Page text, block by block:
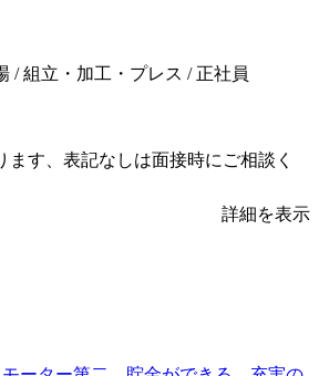
/ 組立・加工・プレス / 正社員
す、表記なしは面接時にご相談く
詳細を表示